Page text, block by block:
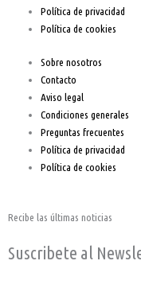
f
Política de privacidad
Política de cookies
Sobre nosotros
Contacto
Aviso legal
Condiciones generales
Preguntas frecuentes
Política de privacidad
Política de cookies
Recibe las últimas noticias
Suscribete al